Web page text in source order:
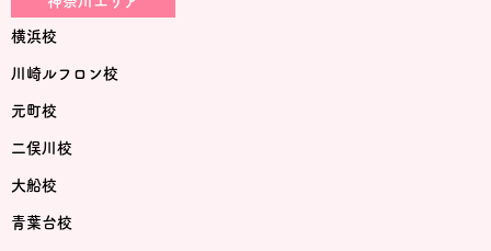
横浜校
川崎ルフロン校
元町校
二俣川校
大船校
青葉台校